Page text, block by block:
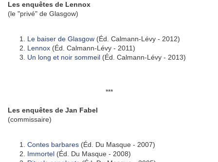
Les enquêtes de Lennox
(le "privé" de Glasgow)
Le baiser de Glasgow (Éd. Calmann-Lévy - 2012)
Lennox (Éd. Calmann-Lévy - 2011)
Un long et noir sommeil (Éd. Calmann-Lévy - 2013)
***
Les enquêtes de Jan Fabel
(commissaire)
Contes barbares (Éd. Du Masque - 2007)
Immortel (Éd. Du Masque - 2008)